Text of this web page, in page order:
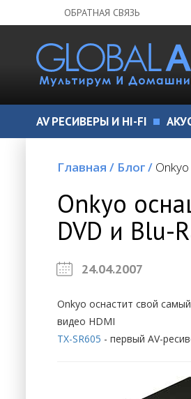
ОБРАТНАЯ СВЯЗЬ
AV РЕСИВЕРЫ И HI-FI
Главная / Блог/
Onkyo
DVD и Blu-
24.04.2007
Onkyo оснастит свой
видео HDMI
TX-SR605 - первый AV-